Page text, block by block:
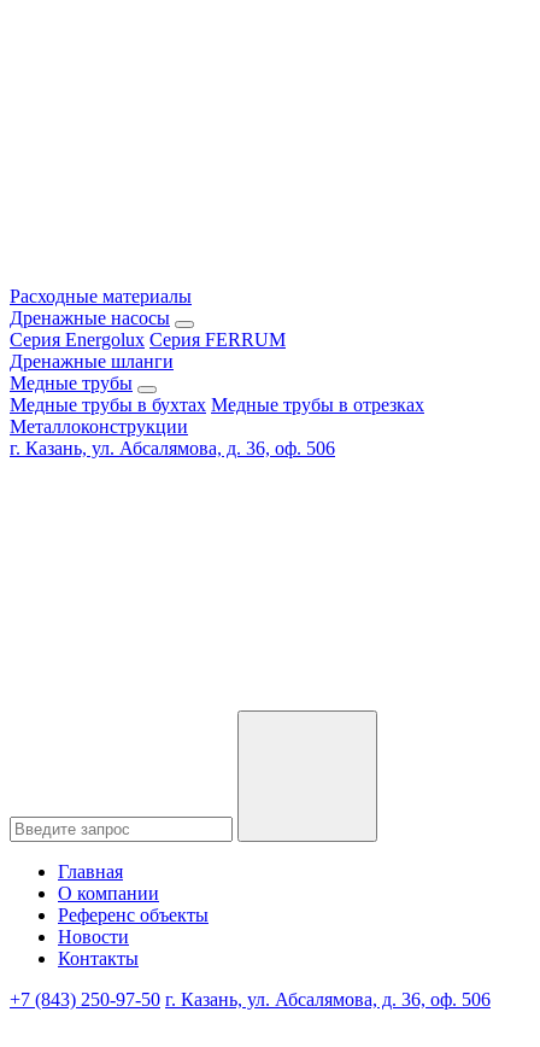
Расходные материалы
Дренажные насосы
Серия Energolux Серия FERRUM
Дренажные шланги
Медные трубы
Медные трубы в бухтах Медные трубы в отрезках
Металлоконструкции
г. Казань, ул. Абсалямова, д. 36, оф. 506
Главная
О компании
Референс объекты
Новости
Контакты
+7 (843) 250-97-50 г. Казань, ул. Абсалямова, д. 36, оф. 506